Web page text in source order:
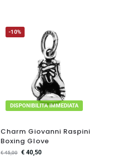
-10%
DISPONIBILITA IMMEDIATA
Charm Giovanni Raspini
Boxing Glove
€45,00 € 40,50